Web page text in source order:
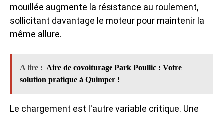
mouillée augmente la résistance au roulement,
sollicitant davantage le moteur pour maintenir la
même allure.
A lire : Aire de covoiturage Park Poullic : Votre
solution pratique à Quimper !
Le chargement est l'autre variable critique. Une